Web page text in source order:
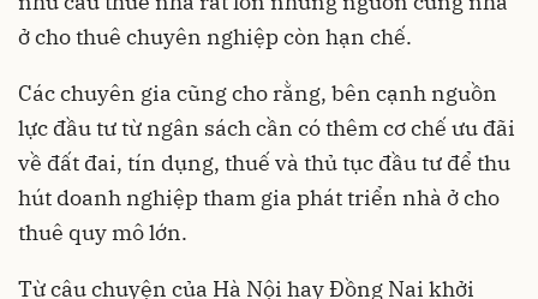
ở cho thuê chuyên nghiệp còn hạn chế.
Các chuyên gia cũng cho rằng, bên cạnh nguồn
lực đầu tư từ ngân sách cần có thêm cơ chế ưu đãi
về đất đai, tín dụng, thuế và thủ tục đầu tư để thu
hút doanh nghiệp tham gia phát triển nhà ở cho
thuê quy mô lớn.
Từ câu chuyện của Hà Nội hay Đồng Nai khởi